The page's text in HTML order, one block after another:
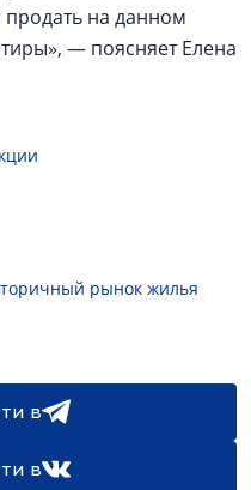
продать на данном
— поясняет Елена
рынок жилья
в
в